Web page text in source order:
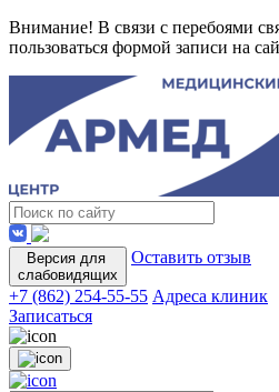
Внимание! В связи с перебоями
пользоваться формой записи на
Версия для
слабовидящих
Оставить отзыв
+7 (862) 254-55-55 Адреса клиник
Записаться